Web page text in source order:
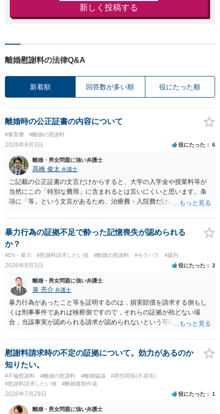
新しく投稿する
離婚慰謝料の法律Q&A
新着順 回答数が多い順 役にたった順
離婚時の公正証書の内容について
#養育費 #離婚の慰謝料
2026年8月3日 役にたった 6
離婚・男女問題に強い弁護士
髙橋 俊太 弁護士
ご記載の公正証書の文言だけからすると、大学の入学金や授業料等が
当然にこの「特別な費用」に含まれるとは言いにくいと思います。条
項に「等」という文言があるため、治療費・入院費だけに限定される
れていますので、通常は、病気や事故によって臨時に必要となった医
療費その他これに類する特別支出を念頭に置いた条項と読むのが自然
です。したがって、大学の入学金、授業料、受験費用などの教育費に
ついてまで、「この条項があるから当然に半額を請求できる」とまで
は言いにくいと思われます。なお、通常、大学進学費用をどこまで負
担すべきかについては、離婚時の合意内容のほか、子どもの年齢、大
学進学についての父母の認識、父母の学歴・収入・資産状況、進学先
や費用などを踏まえて個別に検討することになります。公正証書の他
の条項において、養育費の終期についてどのように定められている
か、大学進学に関する定めの有無、「教育費」「進学費用」に関する
定めの有無等について確認する必要があると考えられます。
暴力行為の証拠不足で酔った記憶喪失が認められる
か？
#DV・暴力 #慰謝料請求したい側 #離婚の慰謝料 #モラハラ #裁判
2026年8月3日 役にたった 2
離婚・男女問題に強い弁護士
泉 亮介 弁護士
暴力行為があったこと等を証明するのは，損害賠償を請求する側もし
くは刑事事件であれば検察側ですので，それらの証拠が殆どない場
合，当該事実が認められる請求が認められないという可能性はあるで
慰謝料請求時の不定の証拠について。効力があるのか
知りたい。
#不倫慰謝料 #離婚の慰謝料 #離婚協議
#異性関係(不貞等)
#慰謝料請求したい側
#離婚書類作成
2026年7月29日 役にたった 1
離婚・男女問題に強い弁護士